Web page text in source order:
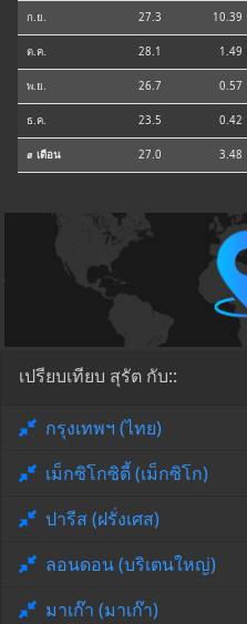
ก.ย. 27.3 10.39
ต.ค. 28.1 1.49
พ.ย. 26.7 0.57
ธ.ค. 23.5 0.42
⌀ เดือน 27.0 3.48
เปรียบเทียบ สุรัต กับ::
กรุงเทพฯ (ไทย)
เม็กซิโกซิตี้ (เม็กซิโก)
ปารีส (ฝรั่งเศส)
ลอนดอน (บริเตนใหญ่)
มาเก๊า (มาเก๊า)